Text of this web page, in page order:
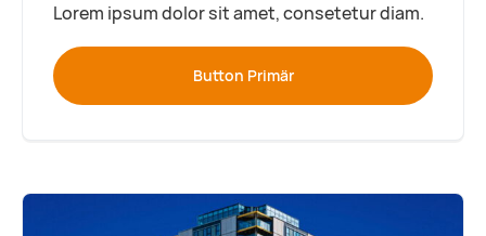
Lorem ipsum dolor sit amet, consetetur diam.
Button Primär